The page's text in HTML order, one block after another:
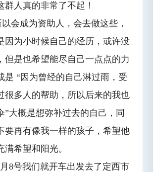
群人真的非常了不起！
会成为资助人，会去做这些，
因为小时候自己的经历，或许没
但是也希望能尽自己一点点的力
是 “因为曾经的自己淋过雨，受
很多人的帮助，所以后来的我也
”大概是想弥补过去的自己，同
要再有像我一样的孩子，希望他
满希望和阳光。
号我们就开车出发去了定西市